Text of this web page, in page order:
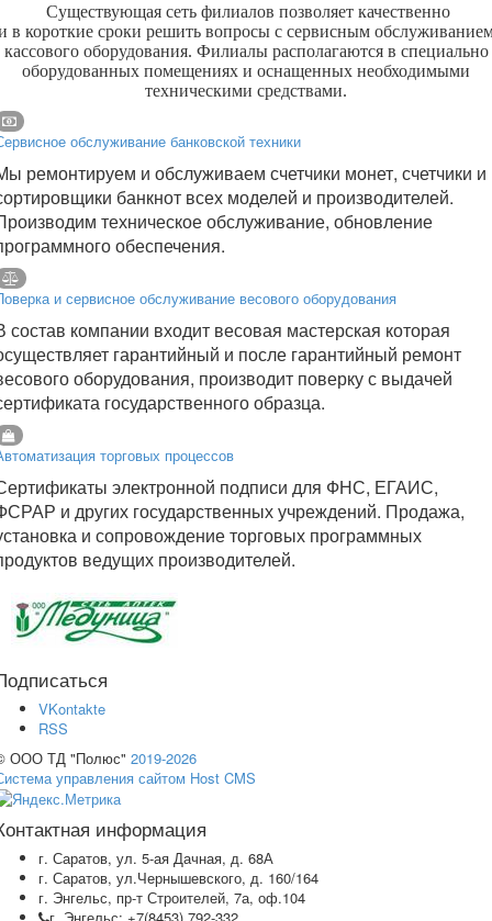
Существующая сеть филиалов позволяет качественно
в короткие сроки решить вопросы с сервисным
кассового оборудования. Филиалы располагаются в специально
оборудованных помещениях и оснащенных необходимыми
техническими средствами.
обслуживание банковской техники
ремонтируем и обслуживаем счетчики монет, счетчики и
банкнот всех моделей и производителей.
техническое обслуживание, обновление
обеспечения.
и сервисное обслуживание весового оборудования
состав компании входит весовая мастерская которая
гарантийный и после гарантийный ремонт
оборудования, производит поверку с выдачей
государственного образца.
торговых процессов
электронной подписи для ФНС, ЕГАИС,
и других государственных учреждений. Продажа,
и сопровождение торговых программных
ведущих производителей.
VKontakte
RSS
ООО ТД "Полюс" 2019-2026
управления сайтом Host CMS
информация
г. Саратов, ул. 5-ая Дачная, д. 68А
г. Саратов, ул.Чернышевского, д. 160/164
г. Энгельс, пр-т Строителей, 7а, оф.104